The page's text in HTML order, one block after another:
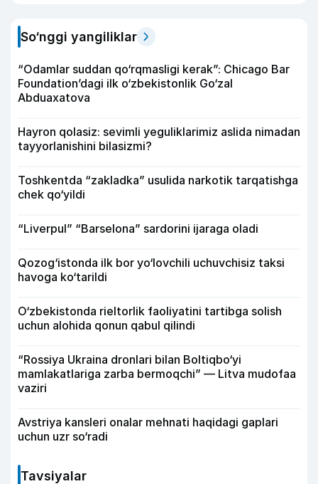
So‘nggi yangiliklar
“Odamlar suddan qo‘rqmasligi kerak”: Chicago Bar
Foundation’dagi ilk o‘zbekistonlik Go‘zal
Abduaxatova
Hayron qolasiz: sevimli yeguliklarimiz aslida nimadan
tayyorlanishini bilasizmi?
Toshkentda “zakladka” usulida narkotik tarqatishga
chek qo‘yildi
“Liverpul” “Barselona” sardorini ijaraga oladi
Qozog‘istonda ilk bor yo‘lovchili uchuvchisiz taksi
havoga ko‘tarildi
O‘zbekistonda rieltorlik faoliyatini tartibga solish
uchun alohida qonun qabul qilindi
“Rossiya Ukraina dronlari bilan Boltiqbo‘yi
mamlakatlariga zarba bermoqchi” — Litva mudofaa
vaziri
Avstriya kansleri onalar mehnati haqidagi gaplari
uchun uzr so‘radi
Tavsiyalar